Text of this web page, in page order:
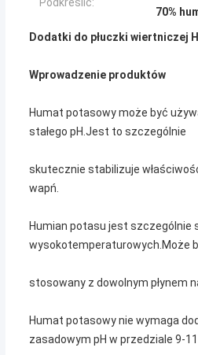
Podkreślić:
70%
Dodatki do płuczki wiertniczej
Wprowadzenie produktów
Humat potasowy może być
stałego pH.Jest to szczególnie
skutecznie stabilizuje
wapń.
Humian potasu jest szczególnie
wysokotemperaturowych.Może
stosowany z dowolnym płynem
Humat potasowy nie wymaga
zasadowym pH w przedziale 9-11